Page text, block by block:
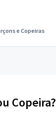
e Copeiras
Copeira?